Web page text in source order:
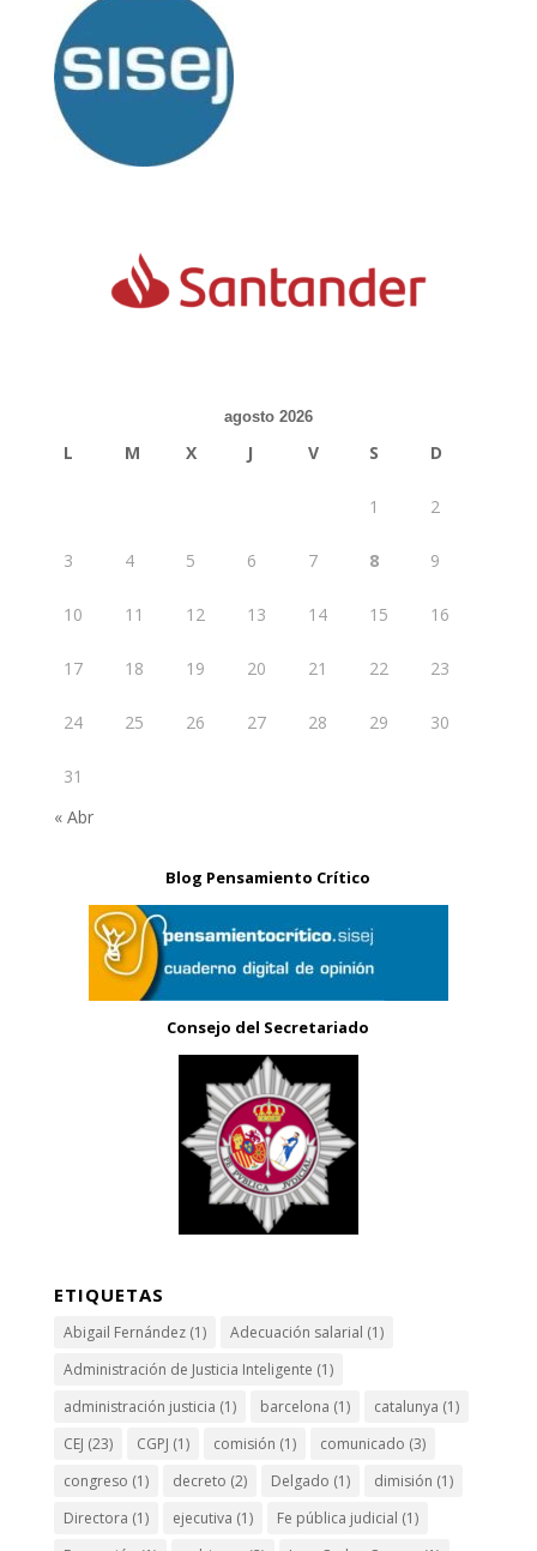
agosto 2026
L M X J V S D
1 2
3 4 5 6 7 8 9
10 11 12 13 14 15 16
17 18 19 20 21 22 23
24 25 26 27 28 29 30
31
« Abr
Blog Pensamiento Crítico
Consejo del Secretariado
ETIQUETAS
Abigail Fernández(1) Adecuación salarial (1)
Administración de Justicia Inteligente (1)
administración justicia (1) barcelona (1) catalunya (1)
CEJ (23) CGPJ (1) comisión (1) comunicado (3)
congreso (1) decreto (2) Delgado (1) dimisión (1)
Directora (1) ejecutiva (1) Fe pública judicial (1)